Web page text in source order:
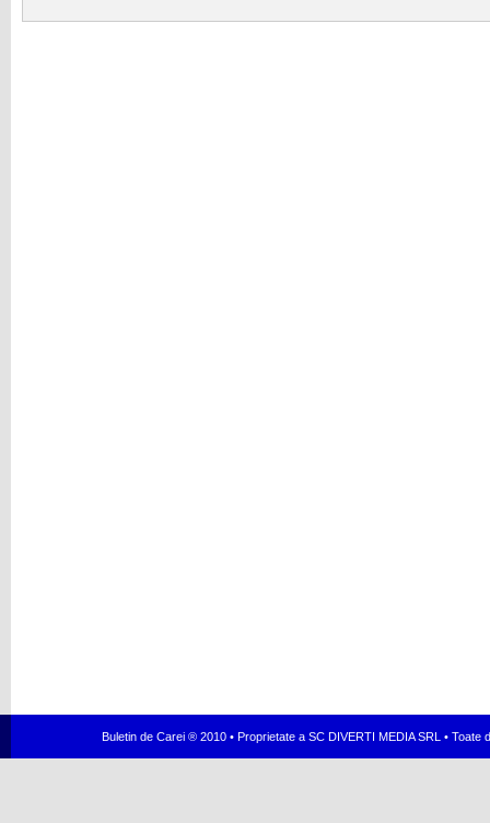
Buletin de Carei ® 2010 • Proprietate a SC DIVERTI MEDIA SRL •